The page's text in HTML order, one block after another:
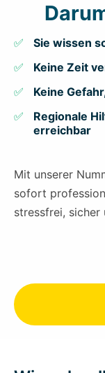
Sie wissen
Keine Zeit
Keine
Regionale
erreichbar
Mit unserer
sofort
stressfrei, sicher